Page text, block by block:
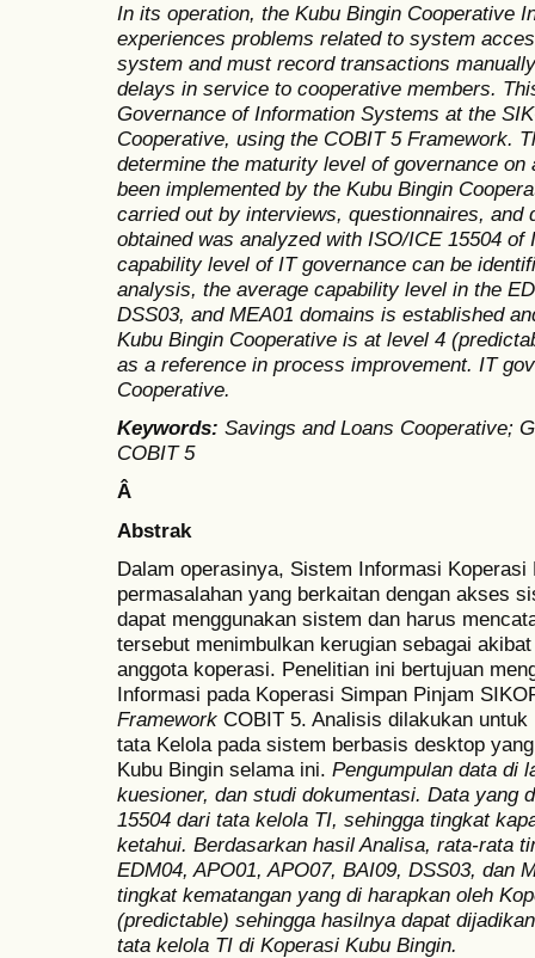
In its operation, the Kubu Bingin Cooperative
experiences problems related to system
system and must record transactions
delays in service to cooperative members.
Governance of Information Systems at the
Cooperative, using the COBIT 5 Framework.
determine the maturity level of governance
been implemented by the Kubu Bingin
carried out by interviews, questionnaires, and
obtained was analyzed with ISO/ICE 15504
capability level of IT governance can be
analysis, the average capability level in the
DSS03, and MEA01 domains is established
Kubu Bingin Cooperative is at level 4
as a reference in process improvement. IT
Cooperative.
Keywords: Savings and Loans Cooperative;
COBIT 5
Â
Abstrak
Dalam operasinya, Sistem Informasi
permasalahan yang berkaitan dengan akses
dapat menggunakan sistem dan harus
tersebut menimbulkan kerugian sebagai
anggota koperasi. Penelitian ini bertujuan
Informasi pada Koperasi Simpan Pinjam
Framework COBIT 5. Analisis dilakukan
tata Kelola pada sistem berbasis desktop
Kubu Bingin selama ini. Pengumpulan data di
kuesioner, dan studi dokumentasi. Data yang
15504 dari tata kelola TI, sehingga tingkat
ketahui. Berdasarkan hasil Analisa, rata-rata
EDM04, APO01, APO07, BAI09, DSS03, dan
tingkat kematangan yang di harapkan oleh
(predictable) sehingga hasilnya dapat
tata kelola TI di Koperasi Kubu Bingin.